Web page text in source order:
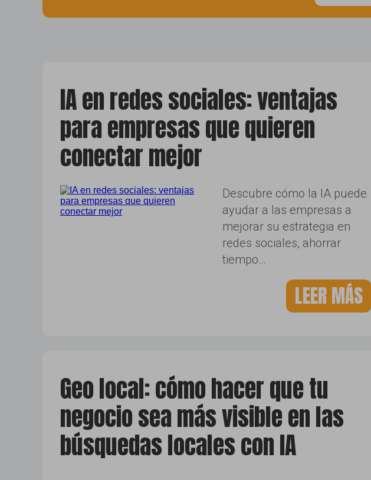
IA en redes sociales: ventajas
para empresas que quieren
conectar mejor
Descubre cómo la IA puede
ayudar a las empresas a
mejorar su estrategia en
redes sociales, ahorrar
tiempo…
LEER MÁS
Geo local: cómo hacer que tu
negocio sea más visible en las
búsquedas locales con IA